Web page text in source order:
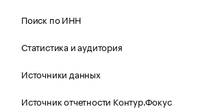
Поиск по ИНН
Статистика и аудитория
Источники данных
Источник отчетности Контур.Фокус